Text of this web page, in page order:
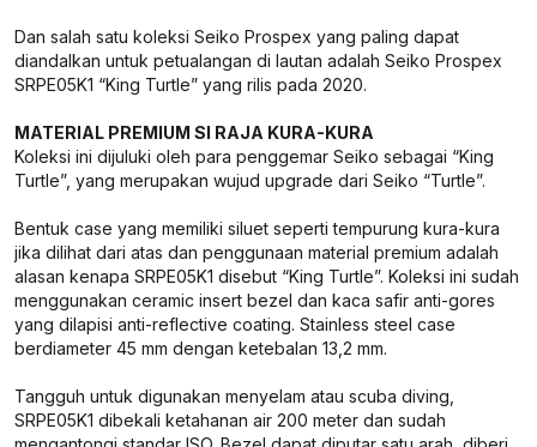
Dan salah satu koleksi Seiko Prospex yang paling dapat
diandalkan untuk petualangan di lautan adalah Seiko Prospex
SRPE05K1 “King Turtle” yang rilis pada 2020.
MATERIAL PREMIUM SI RAJA KURA-KURA
Koleksi ini dijuluki oleh para penggemar Seiko sebagai “King
Turtle”, yang merupakan wujud upgrade dari Seiko “Turtle”.
Bentuk case yang memiliki siluet seperti tempurung kura-kura
jika dilihat dari atas dan penggunaan material premium adalah
alasan kenapa SRPE05K1 disebut “King Turtle”. Koleksi ini sudah
menggunakan ceramic insert bezel dan kaca safir anti-gores
yang dilapisi anti-reflective coating. Stainless steel case
berdiameter 45 mm dengan ketebalan 13,2 mm.
Tangguh untuk digunakan menyelam atau scuba diving,
SRPE05K1 dibekali ketahanan air 200 meter dan sudah